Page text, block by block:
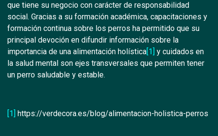
que tiene su negocio con carácter de responsabilidad
social. Gracias a su formación académica, capacitaciones y
formación continua sobre los perros ha permitido que su
principal devoción en difundir información sobre la
importancia de una alimentación holística[1] y cuidados en
la salud mental son ejes transversales que permiten tener
un perro saludable y estable.
[1] https://verdecora.es/blog/alimentacion-holistica-perros